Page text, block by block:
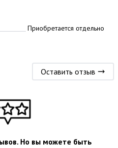
Приобретается отдельно
Оставить отзыв
Но вы можете быть